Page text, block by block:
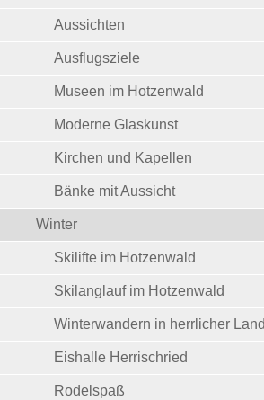
Aussichten
Ausflugsziele
Museen im Hotzenwald
Moderne Glaskunst
Kirchen und Kapellen
Bänke mit Aussicht
Winter
Skilifte im Hotzenwald
Skilanglauf im Hotzenwald
Winterwandern in herrlicher
Eishalle Herrischried
Rodelspaß